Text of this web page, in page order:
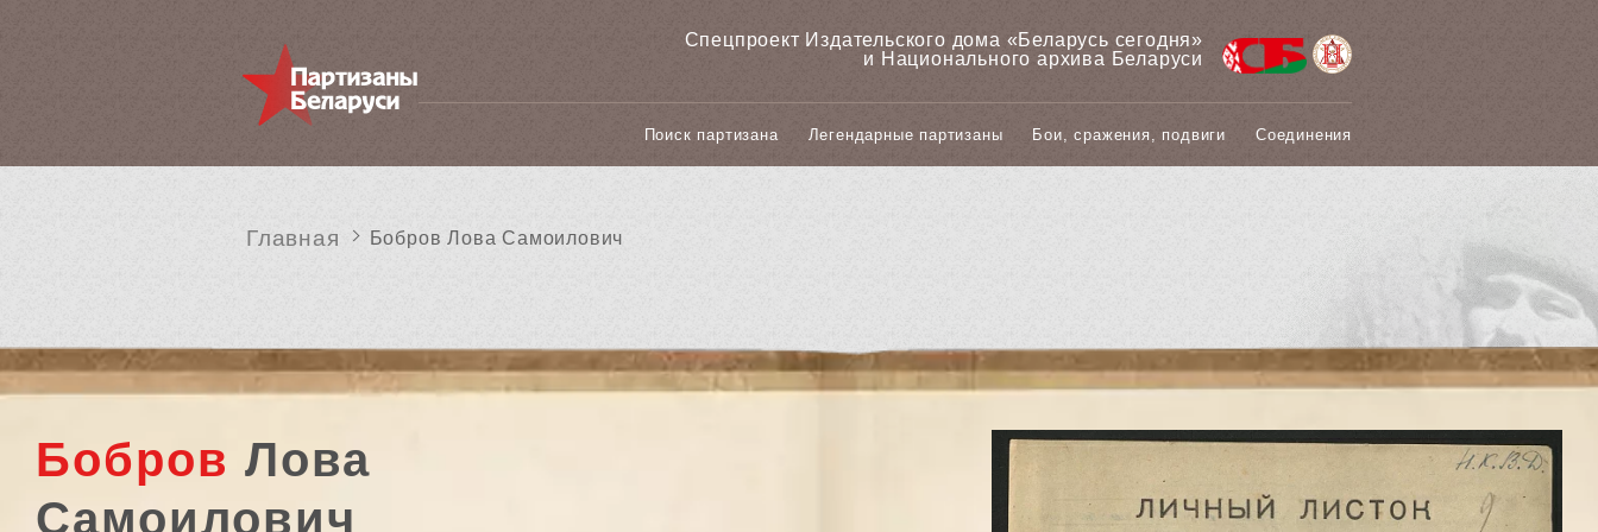
Спецпроект Издательского дома «‎Беларусь сегодня»
и Национального архива Беларуси
Поиск партизана Легендарные партизаны Бои, сражения, подвиги Соединения
Главная Бобров Лова Самоилович
Бобров Лова
Самоилович